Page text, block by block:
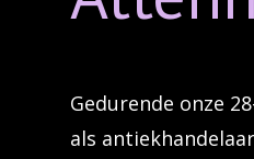
Gedurende onze
als